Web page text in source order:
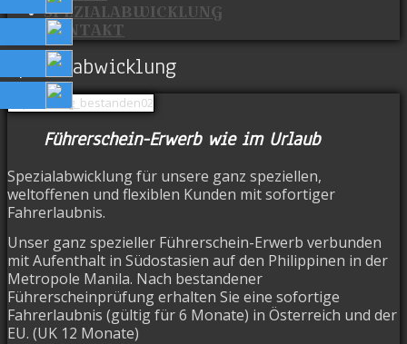
SPEZIALABWICKLUNG
KONTAKT
Spezialabwicklung
Führerschein-Erwerb wie im Urlaub
Spezialabwicklung für unsere ganz speziellen,
weltoffenen und flexiblen Kunden mit sofortiger
Fahrerlaubnis.
Unser ganz spezieller Führerschein-Erwerb verbunden
mit Aufenthalt in Südostasien auf den Philippinen in der
Metropole Manila. Nach bestandener
Führerscheinprüfung erhalten Sie eine sofortige
Fahrerlaubnis (gültig für 6 Monate) in Österreich und der
EU. (UK 12 Monate)